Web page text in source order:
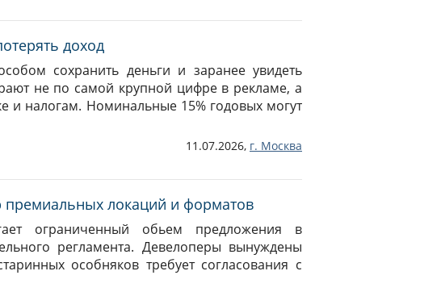
доход
сохранить деньги и заранее увидеть
не по самой крупной цифре в рекламе, а
и налогам. Номинальные 15% годовых могут
11.07.2026, г. Москва
премиальных локаций и форматов
ограниченный обьем предложения в
регламента. Девелоперы вынуждены
особняков требует согласования с